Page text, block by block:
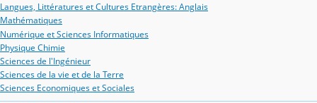
Langues, Littératures et Cultures Etrangères: Anglais
Mathématiques
Numérique et Sciences Informatiques
Physique Chimie
Sciences de l'Ingénieur
Sciences de la vie et de la Terre
Sciences Economiques et Sociales